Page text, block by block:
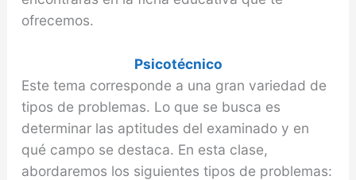
ofrecemos.
Psicotécnico
Este tema corresponde a una gran variedad de
tipos de problemas. Lo que se busca es
determinar las aptitudes del examinado y en
qué campo se destaca. En esta clase,
abordaremos los siguientes tipos de problemas: